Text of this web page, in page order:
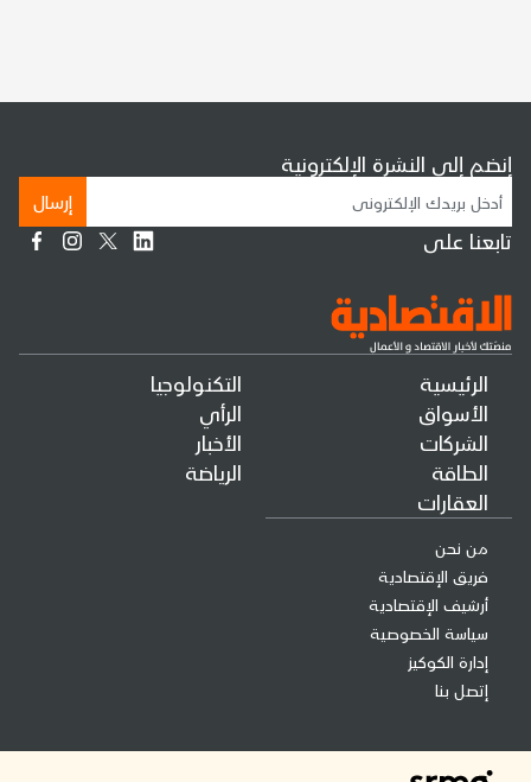
الرئيسية
الأسواق
الشركات
الطاقة
العقارات
التكنولوجيا
الرأي
الأخبار
الرياضة
من نحن
فريق الإقتصادية
أرشيف الإقتصادية
سياسة الخصوصية
إدارة الكوكيز
إتصل بنا
إنضم إلى النشرة الإلكترونية
إرسال
تابعنا على